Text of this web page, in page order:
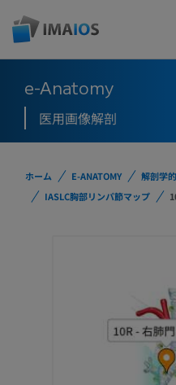
e-Anatomy
医用画像解剖
ホーム E-ANATOMY 解剖学
IASLC胸部リンパ節マップ